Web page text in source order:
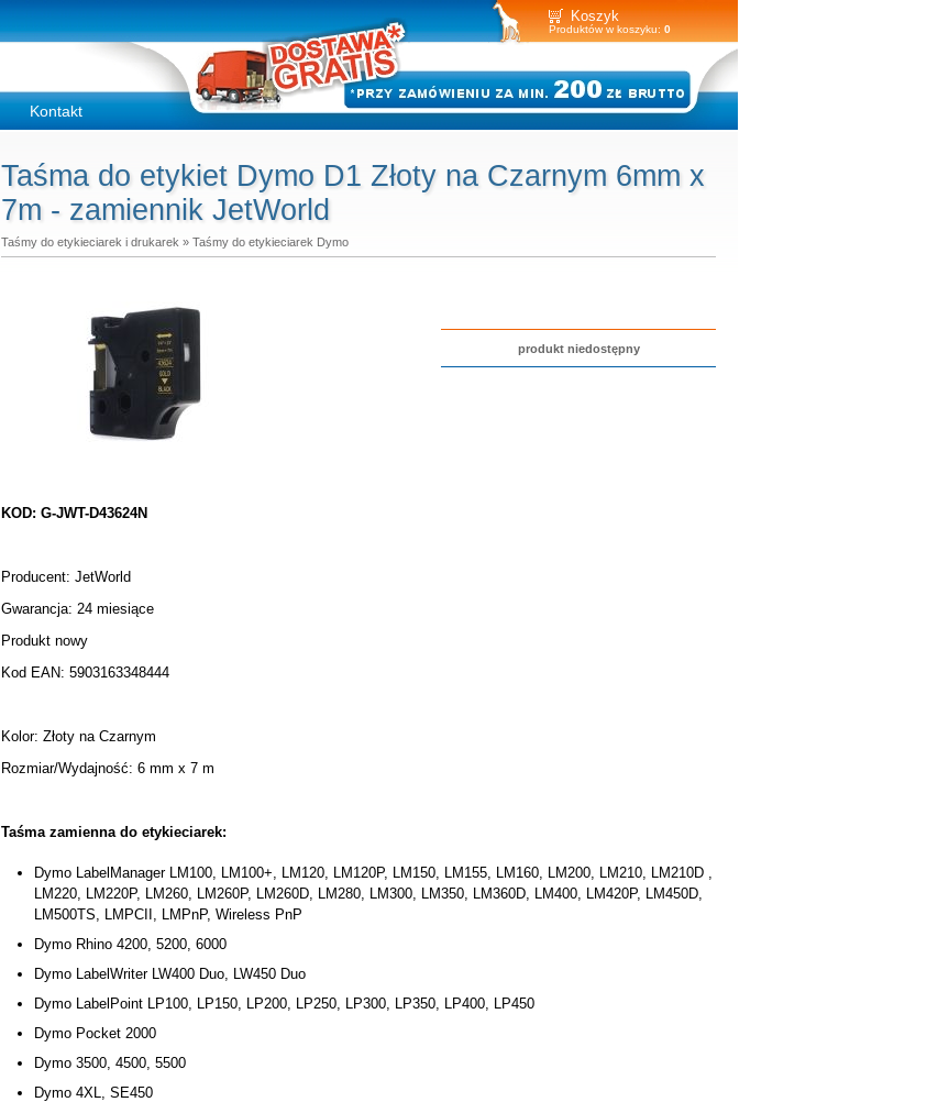
Koszyk
Produktów w koszyku: 0
Kontakt
Taśma do etykiet Dymo D1 Złoty na Czarnym 6mm x
7m - zamiennik JetWorld
Taśmy do etykieciarek i drukarek » Taśmy do etykieciarek Dymo
produkt niedostępny
KOD: G-JWT-D43624N
Producent: JetWorld
Gwarancja: 24 miesiące
Produkt nowy
Kod EAN: 5903163348444
Kolor: Złoty na Czarnym
Rozmiar/Wydajność: 6 mm x 7 m
Taśma zamienna do etykieciarek:
Dymo LabelManager LM100, LM100+, LM120, LM120P, LM150, LM155, LM160, LM200, LM210, LM210D ,
LM220, LM220P, LM260, LM260P, LM260D, LM280, LM300, LM350, LM360D, LM400, LM420P, LM450D,
LM500TS, LMPCII, LMPnP, Wireless PnP
Dymo Rhino 4200, 5200, 6000
Dymo LabelWriter LW400 Duo, LW450 Duo
Dymo LabelPoint LP100, LP150, LP200, LP250, LP300, LP350, LP400, LP450
Dymo Pocket 2000
Dymo 3500, 4500, 5500
Dymo 4XL, SE450